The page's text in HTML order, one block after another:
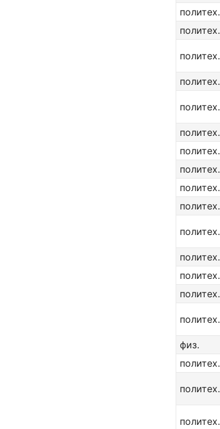
политех.
политех.
политех.
политех.
политех.
политех.
политех.
политех.
политех.
политех.
политех.
политех.
политех.
политех.
политех.
физ.
политех.
политех.
политех.